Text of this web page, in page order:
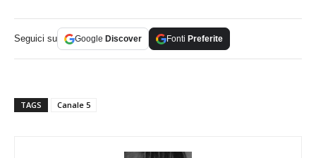
Seguici su Google Discover Fonti Preferite
TAGS Canale 5